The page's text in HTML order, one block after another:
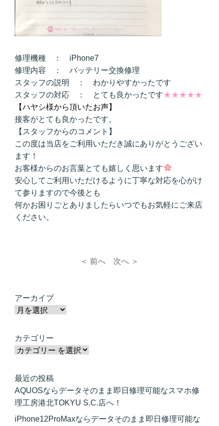
修理機種 ： iPhone7
修理内容 ： バッテリー交換修理
スタッフの説明 ： わかりやすかったです
スタッフの対応 ： とても良かったです★★★★★
【ハヤシ様から頂いたお声】
接客がとても良かったです。
【スタッフからのコメント】
この度は当店をご利用いただき誠にありがとうござい
ます！
お客様からのお言葉とても嬉しく思います
安心してご利用いただけるように丁寧な対応を心がけ
て参りますので今後とも
何かお困りごとありましたらいつでもお気軽にご来店
ください。
＜ 前へ 次へ ＞
アーカイブ
カテゴリー
最近の投稿
AQUOSならデータそのまま即日修理可能なスマホ修
理工房港北TOKYU S.C.店へ！
iPhone12ProMaxならデータそのまま即日修理可能な